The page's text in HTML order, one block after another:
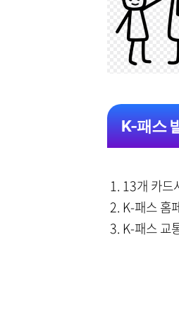
K-패스
1. 13개 카드
2. K-패스 홈
3. K-패스 교